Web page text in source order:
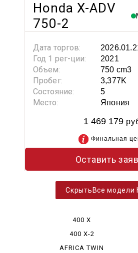
Honda X-ADV
750-2
Дата торгов:
Год 1 рег-ции: 2021
Объем: 750 cm3
Пробег: 3,377K
Состояние: 5
Место: Япония
1 469 179
Финальная
Оставить
Все модели
400 X
400 X-2
AFRICA TWIN